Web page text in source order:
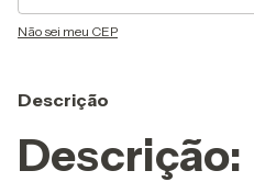
Não sei meu CEP
Descrição
Descrição: